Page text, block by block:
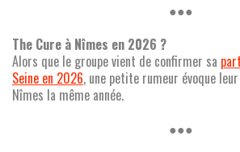
●●●
The Cure à Nîmes en 2026 ?
Alors que le groupe vient de confirmer sa
Seine en 2026, une petite rumeur évoque
Nîmes la même année.
●●●